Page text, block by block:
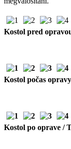
Kostol pred
Kostol počas
Kostol po oprave /